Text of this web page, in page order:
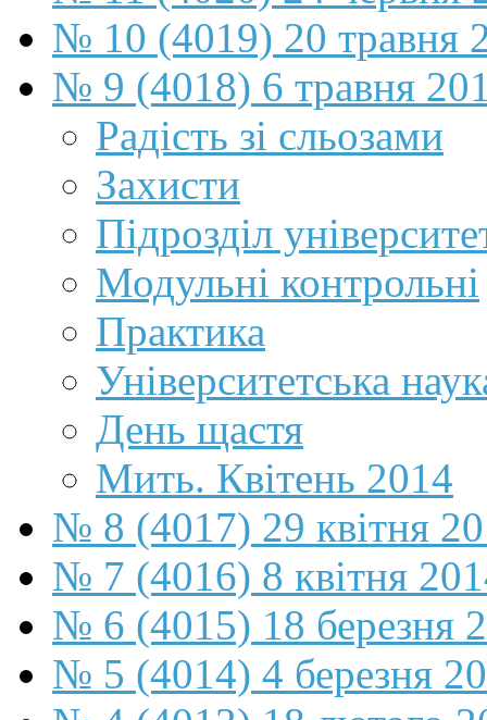
№ 10 (4019) 20 травня
№ 9 (4018) 6 травня
Радість зі сльозами
Захисти
Підрозділ
Модульні контрольні
Практика
Університетська
День щастя
Мить. Квітень 2014
№ 8 (4017) 29 квітня
№ 7 (4016) 8 квітня
№ 6 (4015) 18 березня
№ 5 (4014) 4 березня